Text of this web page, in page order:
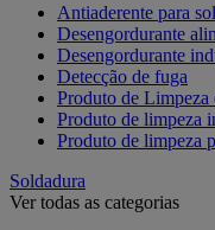
Antiaderente para
Desengordurante
Desengordurante
Detecção de fuga
Produto de Limpeza
Produto de limpeza
Produto de limpeza
Soldadura
Ver todas as categorias